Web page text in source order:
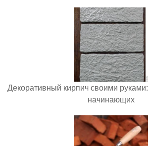
Декоративный кирпич своими руками:
начинающих